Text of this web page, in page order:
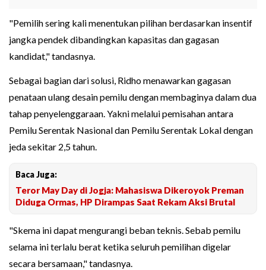
"Pemilih sering kali menentukan pilihan berdasarkan insentif
jangka pendek dibandingkan kapasitas dan gagasan
kandidat," tandasnya.
Sebagai bagian dari solusi, Ridho menawarkan gagasan
penataan ulang desain pemilu dengan membaginya dalam dua
tahap penyelenggaraan. Yakni melalui pemisahan antara
Pemilu Serentak Nasional dan Pemilu Serentak Lokal dengan
jeda sekitar 2,5 tahun.
Baca Juga:
Teror May Day di Jogja: Mahasiswa Dikeroyok Preman
Diduga Ormas, HP Dirampas Saat Rekam Aksi Brutal
"Skema ini dapat mengurangi beban teknis. Sebab pemilu
selama ini terlalu berat ketika seluruh pemilihan digelar
secara bersamaan," tandasnya.